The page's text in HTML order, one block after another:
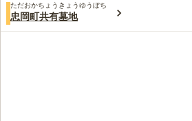
ただおかちょうきょうゆうぼち
忠岡町共有墓地